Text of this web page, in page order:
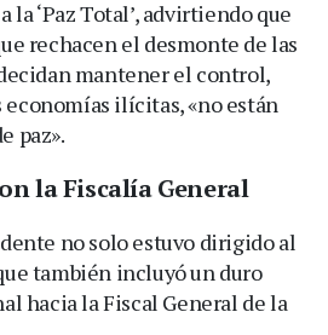
‘Paz Total’, advirtiendo que
rechacen el desmonte de las
mantener el control,
ilícitas, «no están
paz».
la Fiscalía General
no solo estuvo dirigido al
también incluyó un duro
hacia la Fiscal General de la